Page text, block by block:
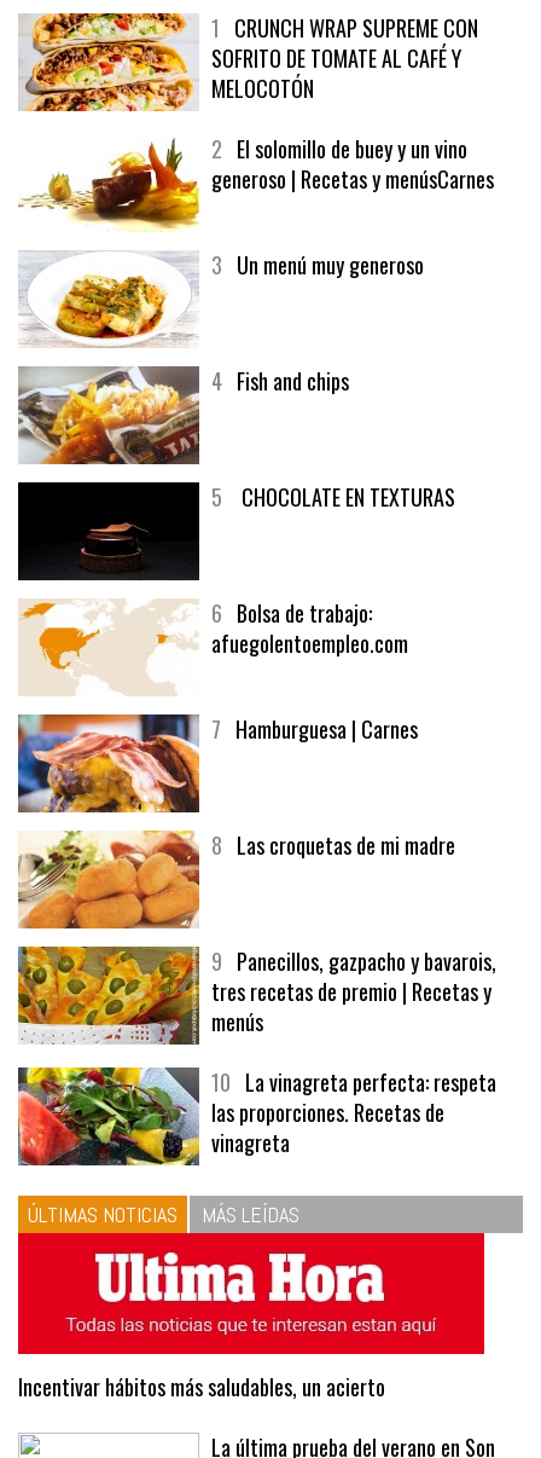
1 CRUNCH WRAP SUPREME CON
SOFRITO DE TOMATE AL CAFÉ Y
MELOCOTÓN
2 El solomillo de buey y un vino
generoso | Recetas y menúsCarnes
3 Un menú muy generoso
4 Fish and chips
5 CHOCOLATE EN TEXTURAS
6 Bolsa de trabajo:
afuegolentoempleo.com
7 Hamburguesa | Carnes
8 Las croquetas de mi madre
9 Panecillos, gazpacho y bavarois,
tres recetas de premio | Recetas y
menús
10 La vinagreta perfecta: respeta
las proporciones. Recetas de
vinagreta
ÚLTIMAS NOTICIAS MÁS LEÍDAS
Incentivar hábitos más saludables, un acierto
La última prueba del verano en Son